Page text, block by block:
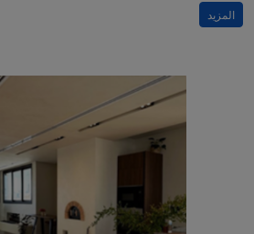
المزيد